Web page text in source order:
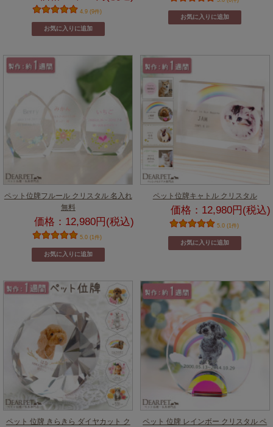
4.9 (9件)
ペット位牌フルール クリスタル 名入れ
無料
価格：12,980円(税込)
5.0 (1件)
ペット位牌キャトル クリスタル
価格：12,980円(税込)
5.0 (1件)
ペット 位牌 きらきら ダイヤカット ク
ペット 位牌 レインボー クリスタル ペ